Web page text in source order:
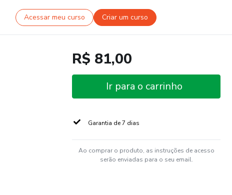
Acessar meu curso Criar um curso
R$ 81,00
Ir para o carrinho
Garantia de 7 dias
Ao comprar o produto, as instruções de acesso
serão enviadas para o seu email.